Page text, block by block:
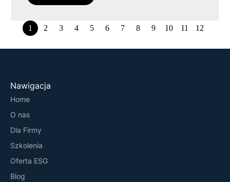
1 2 3 4 5 6 7 8 9 10 11 12
Nawigacja
Home
O nas
Dla Firmy
Szkolenia
Oferta ESG
Blog